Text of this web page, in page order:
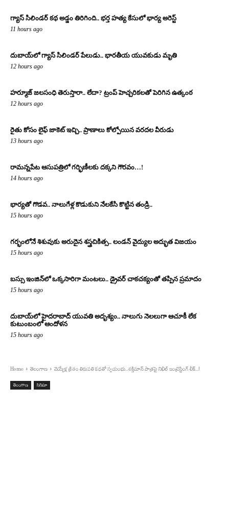
గ్యాస్ సిలిండర్ కథ అడ్డం తిరిగింది.. భర్త హత్య కేసులో భార్య అరెస్ట్
11 hours ago
దుబాయ్‌లో గ్యాస్ సిలిండర్ పేలుడు.. భారతీయ యువకుడు మృతి
12 hours ago
హర్మూజ్ జలసంధి తెరుస్తారా.. లేదా? ట్రంప్ హెచ్చరికలతో పెరిగిన ఉత్కంఠ
12 hours ago
రైతు కోసం లైఫ్ జాకెట్ ఇచ్చి.. ప్రాణాలు కోల్పోయిన వరదల వీరుడు
13 hours ago
రామన్నపేట ఆసుపత్రిలో గర్భిణీలకు దక్కని గౌరవం…!
14 hours ago
భార్యతో గొడవ.. నాలుగేళ్ల కొడుకుని నేలకేసి కొట్టిన తండ్రి..
15 hours ago
గర్భంలోనే శిశువుకు అరుదైన శస్త్రచికిత్స.. లండన్ వైద్యుల అద్భుత విజయం
15 hours ago
బస్సు ఇంజిన్‌లో ఒక్కసారిగా మంటలు.. డ్రైవర్ చాకచక్యంతో తప్పిన ప్రమాదం
15 hours ago
దుబాయ్‌లో హైదరాబాద్ యువతి అదృశ్యం.. నాలుగు నెలలుగా ఆచూకీ లేక
కుటుంబంలో ఆందోళన
15 hours ago